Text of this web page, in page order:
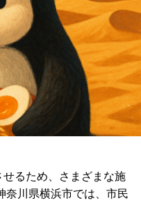
るため、さまざまな施
奈川県横浜市では、市民